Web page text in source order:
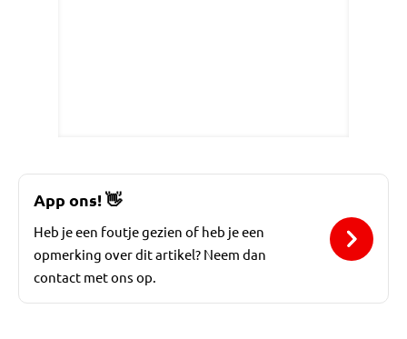
App ons!👋
Heb je een foutje gezien of heb je een
opmerking over dit artikel? Neem dan
contact met ons op.